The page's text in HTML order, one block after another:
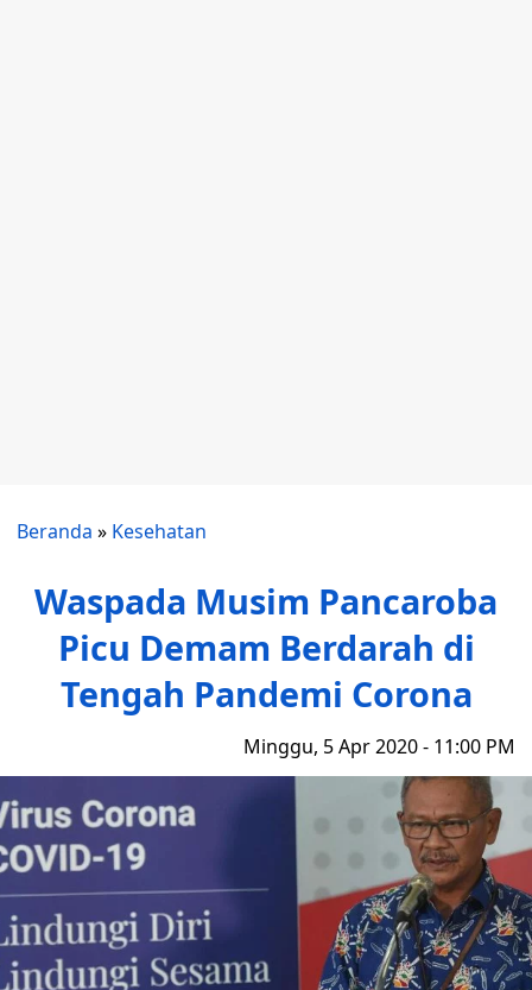
Beranda » Kesehatan
Waspada Musim Pancaroba
Picu Demam Berdarah di
Tengah Pandemi Corona
Minggu, 5 Apr 2020 - 11:00 PM